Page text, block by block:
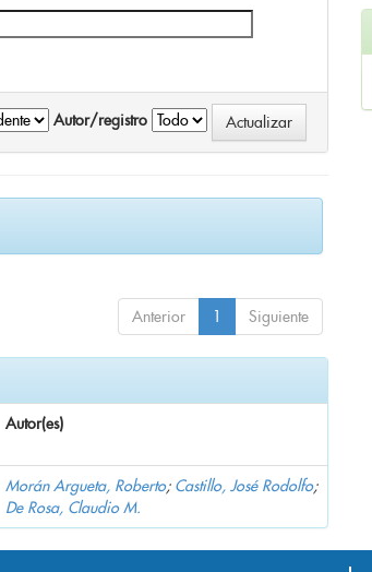
Autor/registro
Anterior 1 Siguiente
Autor(es)
Morán Argueta, Roberto; Castillo, José Rodolfo;
De Rosa, Claudio M.